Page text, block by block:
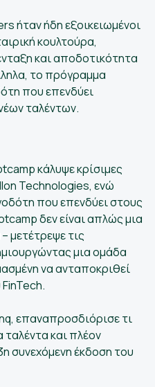
ήταν ήδη εξοικειωμένοι
κουλτούρα,
και αποδοτικότητα
το πρόγραμμα
που επενδύει
ταλέντων.
κάλυψε κρίσιμες
Technologies, ενώ
που επενδύει στους
δεν είναι απλώς μια
μετέτρεψε τις
μια ομάδα
να ανταποκριθεί
επαναπροσδιόρισε τι
ταλέντα και πλέον
συνεχόμενη έκδοση του